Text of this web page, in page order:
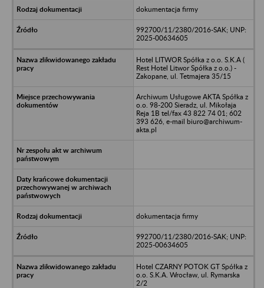
dokumentacja firmy
992700/11/2380/2016-SAK; UNP:
2025-00634605
Hotel LITWOR Spółka z o.o. S.K.A (
Rest Hotel Litwor Spółka z o.o.) -
Zakopane, ul. Tetmajera 35/15
Archiwum Usługowe AKTA Spółka z
o.o. 98-200 Sieradz, ul. Mikołaja
Reja 1B tel/fax 43 822 74 01; 602
393 626, e-mail biuro@archiwum-
akta.pl
dokumentacja firmy
992700/11/2380/2016-SAK; UNP:
2025-00634605
Hotel CZARNY POTOK GT Spółka z
o.o. S.K.A. Wrocław, ul. Rymarska
2/2